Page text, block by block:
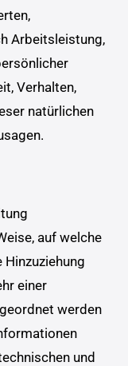
Arbeitsleistung,
Verhalten,
natürlichen
auf welche
Hinzuziehung
einer
werden
und